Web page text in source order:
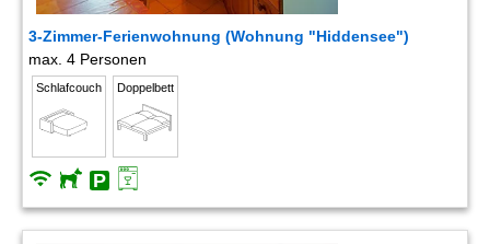
3-Zimmer-Ferienwohnung (Wohnung "Hiddensee")
max. 4 Personen
Schlafcouch Doppelbett